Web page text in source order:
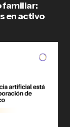
familiar:
en activo